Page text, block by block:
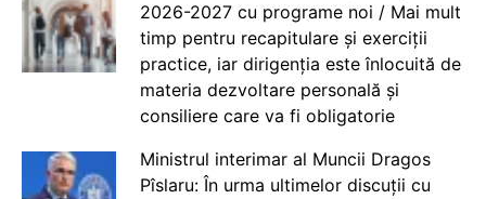
2026-2027 cu programe noi / Mai mult
timp pentru recapitulare și exerciții
practice, iar dirigenția este înlocuită de
materia dezvoltare personală și
consiliere care va fi obligatorie
Ministrul interimar al Muncii Dragos
Pîslaru: În urma ultimelor discuții cu